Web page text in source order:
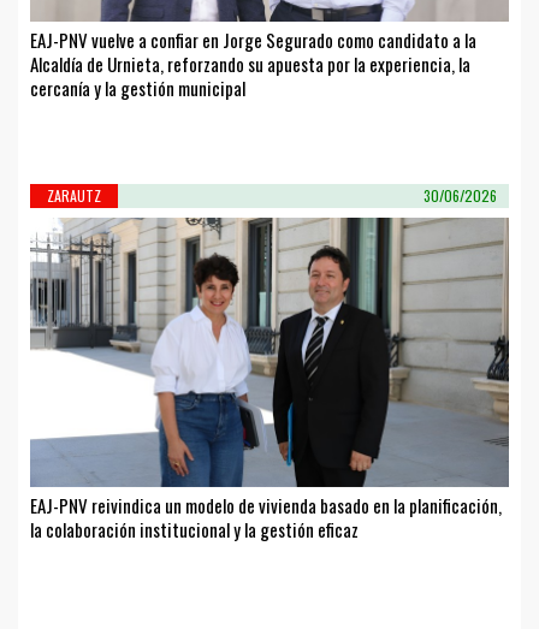
EAJ-PNV vuelve a confiar en Jorge Segurado como candidato a la
Alcaldía de Urnieta, reforzando su apuesta por la experiencia, la
cercanía y la gestión municipal
ZARAUTZ 30/06/2026
EAJ-PNV reivindica un modelo de vivienda basado en la planificación,
la colaboración institucional y la gestión eficaz